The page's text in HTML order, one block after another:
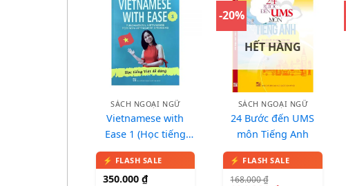
SÁCH NGOẠI NGỮ
Vietnamese with
Ease 1 (Học tiếng
Việt dễ dàng):
Fundamental
Vietnamese for Non-
350.000 ₫
-20%
HẾT HÀNG
SÁCH NGOẠI NGỮ
24 Bước đến UMS
môn Tiếng Anh
168.000₫